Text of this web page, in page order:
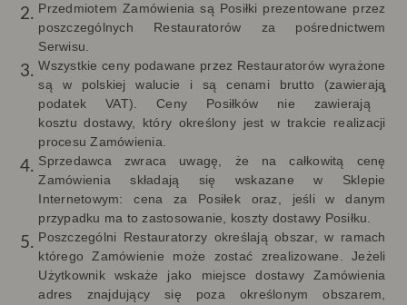
Przedmiotem Zamówienia są Posiłki prezentowane przez
poszczególnych Restauratorów za pośrednictwem
Serwisu.
Wszystkie ceny podawane przez Restauratorów wyrażone
są w polskiej walucie i są cenami brutto (zawierają
podatek VAT). Ceny
Posiłków nie zawierają
kosztu dostawy, który określony jest w trakcie realizacji
procesu Zamówienia.
Sprzedawca zwraca uwagę, że na całkowitą cenę
Zamówienia składają się wskazane w Sklepie
Internetowym: cena za Posiłek oraz, jeśli w danym
przypadku ma to zastosowanie, koszty dostawy Posiłku.
Poszczególni Restauratorzy określają obszar, w ramach
którego Zamówienie może zostać zrealizowane. Jeżeli
Użytkownik wskaże jako miejsce dostawy Zamówienia
adres znajdujący się poza określonym obszarem,